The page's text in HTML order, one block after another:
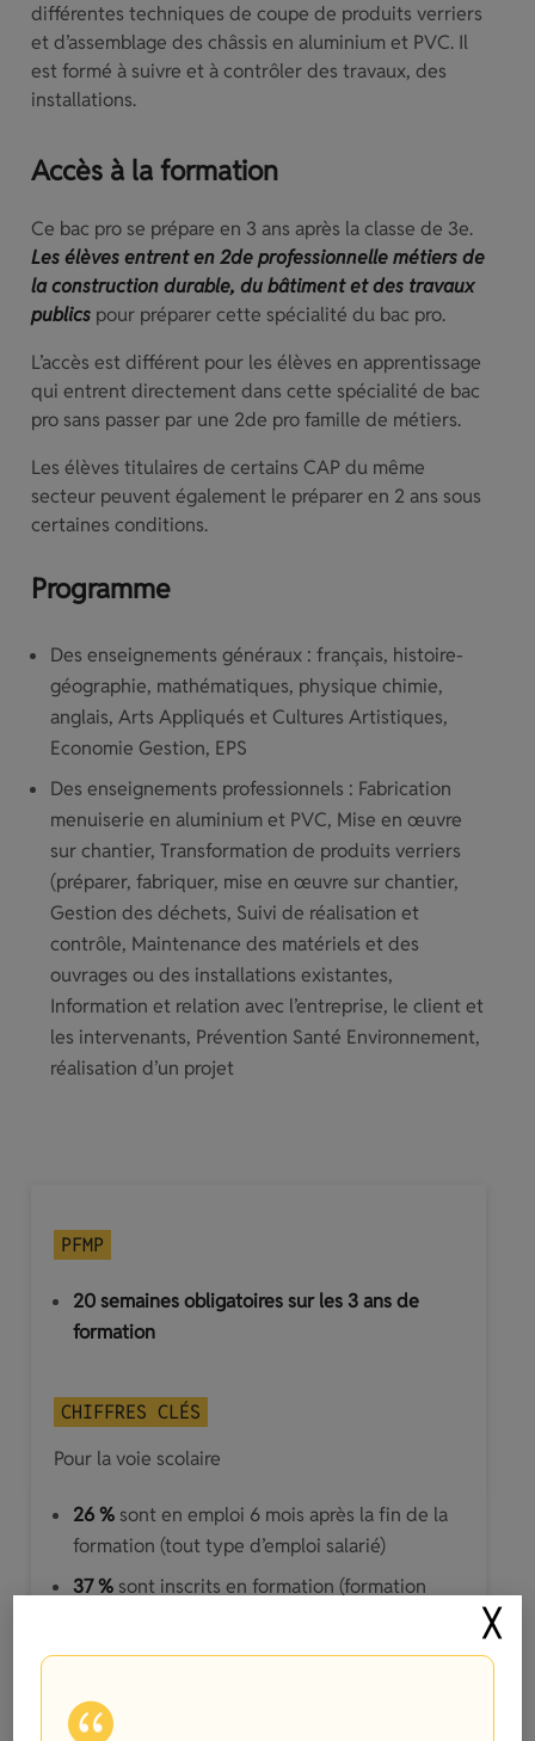
différentes techniques de coupe de produits verriers
et d’assemblage des châssis en aluminium et PVC. Il
est formé à suivre et à contrôler des travaux, des
installations.
Accès à la formation
Ce bac pro se prépare en 3 ans après la classe de 3e.
Les élèves entrent en 2de professionnelle métiers de
la construction durable, du bâtiment et des travaux
publicspour préparer cette spécialité du bac pro.
L’accès est différent pour les élèves en apprentissage
qui entrent directement dans cette spécialité de bac
pro sans passer par une 2de pro famille de métiers.
Les élèves titulaires de certains CAP du même
secteur peuvent également le préparer en 2 ans sous
certaines conditions.
Programme
Des enseignements généraux : français, histoire-
géographie, mathématiques, physique chimie,
anglais, Arts Appliqués et Cultures Artistiques,
Economie Gestion, EPS
Des enseignements professionnels : Fabrication
menuiserie en aluminium et PVC, Mise en œuvre
sur chantier, Transformation de produits verriers
(préparer, fabriquer, mise en œuvre sur chantier,
Gestion des déchets, Suivi de réalisation et
contrôle, Maintenance des matériels et des
ouvrages ou des installations existantes,
Information et relation avec l’entreprise, le client et
les intervenants, Prévention Santé Environnement,
réalisation d’un projet
PFMP
20 semaines obligatoires sur les 3 ans de
formation
CHIFFRES CLÉS
Pour la voie scolaire
26 % sont en emploi 6 mois après la fin de la
formation (tout type d’emploi salarié)
37 % sont inscrits en formation (formation
filière)
d’emploi, à l’étranger, indépendant, etc.)
╳